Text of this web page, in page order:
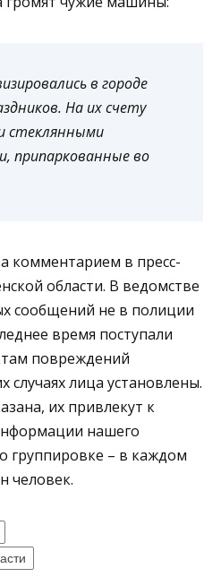
в городе
На их счету
стеклянными
припаркованные во
комментарием в пресс-
области. В ведомстве
сообщений не в полиции
время поступали
повреждений
лица установлены.
их привлекут к
нашего
группировке – в каждом
человек.